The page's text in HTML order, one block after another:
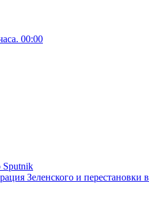
00:00
Sputnik
Зеленского и